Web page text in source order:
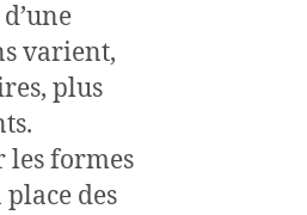
varient,
plus
formes
des